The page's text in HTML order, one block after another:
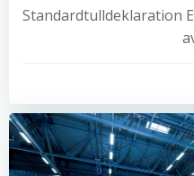
Standardtulldeklaration